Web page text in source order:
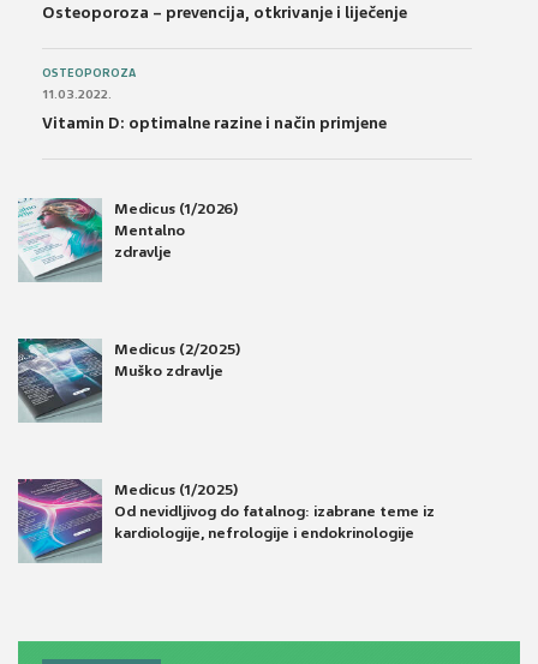
Osteoporoza – prevencija, otkrivanje i liječenje
OSTEOPOROZA
11.03.2022.
Vitamin D: optimalne razine i način primjene
Medicus (1/2026)
Mentalno
zdravlje
Medicus (2/2025)
Muško zdravlje
Medicus (1/2025)
Od nevidljivog do fatalnog: izabrane teme iz
kardiologije, nefrologije i endokrinologije